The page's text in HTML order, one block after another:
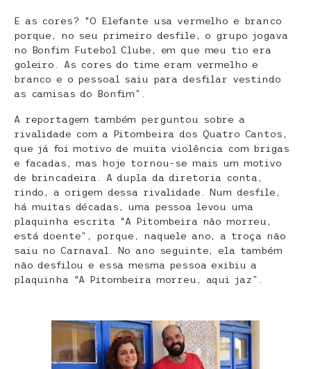
E as cores? “O Elefante usa vermelho e branco
porque, no seu primeiro desfile, o grupo jogava
no Bonfim Futebol Clube, em que meu tio era
goleiro. As cores do time eram vermelho e
branco e o pessoal saiu para desfilar vestindo
as camisas do Bonfim”.
A reportagem também perguntou sobre a
rivalidade com a Pitombeira dos Quatro Cantos,
que já foi motivo de muita violência com brigas
e facadas, mas hoje tornou-se mais um motivo
de brincadeira. A dupla da diretoria conta,
rindo, a origem dessa rivalidade. Num desfile,
há muitas décadas, uma pessoa levou uma
plaquinha escrita “A Pitombeira não morreu,
está doente”, porque, naquele ano, a troça não
saiu no Carnaval. No ano seguinte, ela também
não desfilou e essa mesma pessoa exibiu a
plaquinha “A Pitombeira morreu, aqui jaz”.